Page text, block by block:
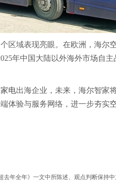
区域表现亮眼。在欧洲，海尔
年中国大陆以外海外市场自主
家电出海企业，未来，海尔智家
体验与服务网络，进一步夯实
年全年》一文中所陈述、观点判断保持